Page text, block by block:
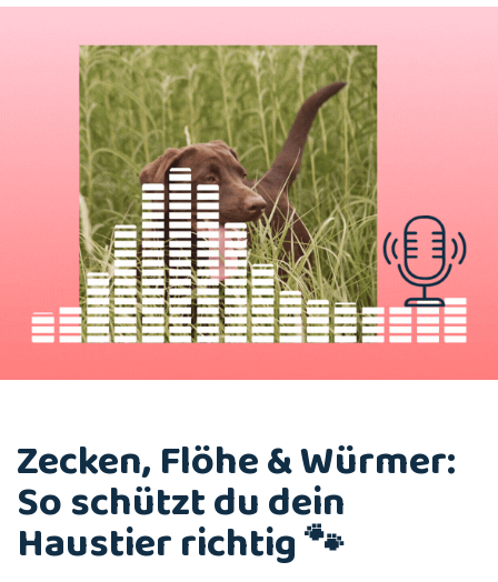
Zecken, Flöhe & Würmer:
So schützt du dein
Haustier richtig 🐾